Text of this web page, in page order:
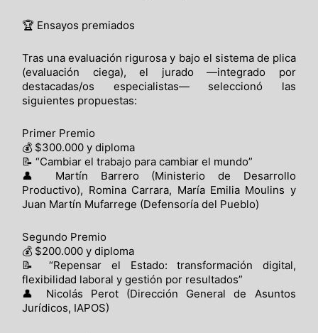
🏆 Ensayos premiados
Tras una evaluación rigurosa y bajo el sistema de plica
(evaluación ciega), el jurado —integrado por
destacadas/os especialistas— seleccionó las
siguientes propuestas:
Primer Premio
💰 $300.000 y diploma
📝 “Cambiar el trabajo para cambiar el mundo”
👤 Martín Barrero (Ministerio de Desarrollo
Productivo), Romina Carrara, María Emilia Moulins y
Juan Martín Mufarrege (Defensoría del Pueblo)
Segundo Premio
💰 $200.000 y diploma
📝 “Repensar el Estado: transformación digital,
flexibilidad laboral y gestión por resultados”
👤 Nicolás Perot (Dirección General de Asuntos
Jurídicos, IAPOS)